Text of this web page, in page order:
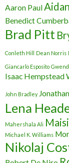
Aaron Paul
Benedict
Brad Pitt
Conleth Hill Dean Norris
Giancarlo Esposito
Isaac Hempstead
John Bradley
Lena
Mahershala Ali
Michael K. Williams
Nikolaj